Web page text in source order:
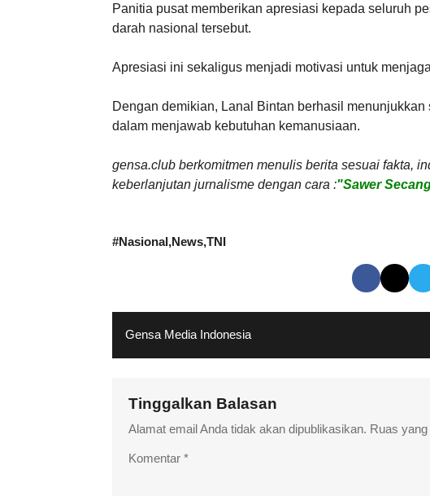
Panitia pusat memberikan apresiasi kepada seluruh
darah nasional tersebut.
Apresiasi ini sekaligus menjadi motivasi untuk
Dengan demikian, Lanal Bintan berhasil
dalam menjawab kebutuhan kemanusiaan.
gensa.club berkomitmen menulis berita sesuai fakta,
keberlanjutan jurnalisme dengan cara :"Sawer
#Nasional News TNI
Gensa Media Indonesia
Tinggalkan Balasan
Alamat email Anda tidak akan dipublikasikan. Ruas
Komentar *